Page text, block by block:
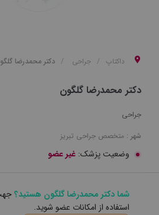
داکتاپ جراحی دکتر محمدرضا
دکتر محمدرضا گلگون
جراحی
شهر : متخصص جراحی تبریز
وضعیت پزشک: غیر عضو
شما دکتر محمدرضا گلگون هستید؟
استفاده از امکانات عضو شوید.